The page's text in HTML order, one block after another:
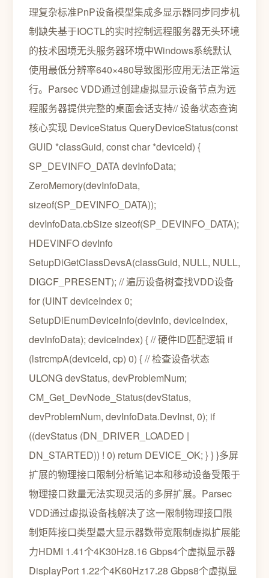
理复杂标准PnP设备模型集成多显示器同步同步机
制缺失基于IOCTL的实时控制远程服务器无头环境
的技术困境无头服务器环境中Windows系统默认
使用最低分辨率640×480导致图形应用无法正常运
行。Parsec VDD通过创建虚拟显示设备节点为远
程服务器提供完整的桌面会话支持// 设备状态查询
核心实现 DeviceStatus QueryDeviceStatus(const
GUID *classGuid, const char *deviceId) {
SP_DEVINFO_DATA devInfoData;
ZeroMemory(devInfoData,
sizeof(SP_DEVINFO_DATA));
devInfoData.cbSize sizeof(SP_DEVINFO_DATA);
HDEVINFO devInfo
SetupDiGetClassDevsA(classGuid, NULL, NULL,
DIGCF_PRESENT); // 遍历设备树查找VDD设备
for (UINT deviceIndex 0;
SetupDiEnumDeviceInfo(devInfo, deviceIndex,
devInfoData); deviceIndex) { // 硬件ID匹配逻辑 if
(lstrcmpA(deviceId, cp) 0) { // 检查设备状态
ULONG devStatus, devProblemNum;
CM_Get_DevNode_Status(devStatus,
devProblemNum, devInfoData.DevInst, 0); if
((devStatus (DN_DRIVER_LOADED |
DN_STARTED)) ! 0) return DEVICE_OK; } } }多屏
扩展的物理接口限制分析笔记本和移动设备受限于
物理接口数量无法实现灵活的多屏扩展。Parsec
VDD通过虚拟设备栈解决了这一限制物理接口限
制矩阵接口类型最大显示器数带宽限制虚拟扩展能
力HDMI 1.41个4K30Hz8.16 Gbps4个虚拟显示器
DisplayPort 1.22个4K60Hz17.28 Gbps8个虚拟显